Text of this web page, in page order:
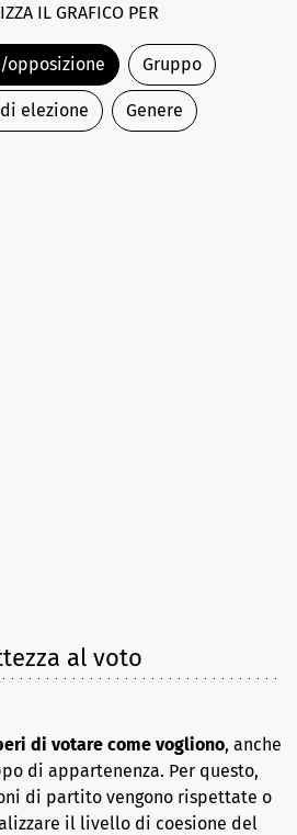
IL GRAFICO PER
opposizione Gruppo
elezione Genere
al voto
di votare come vogliono, anche
di appartenenza. Per questo,
di partito vengono rispettate o
il livello di coesione del